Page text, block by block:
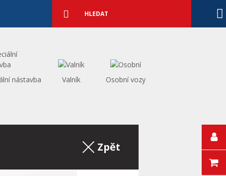
vyhledávání
Vyhledat
nástavba Valník Osobní vozy
Zpět na výpis